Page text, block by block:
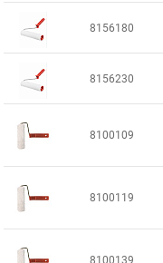
8156180
8156230
8100109
8100119